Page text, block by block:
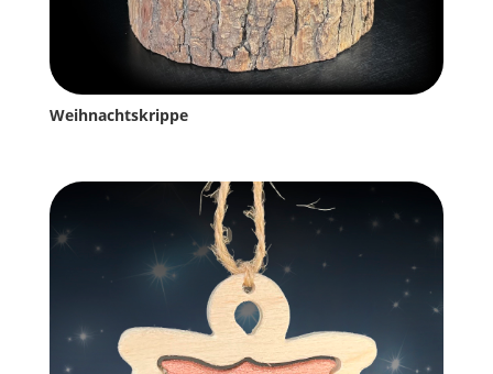
Weihnachtskrippe